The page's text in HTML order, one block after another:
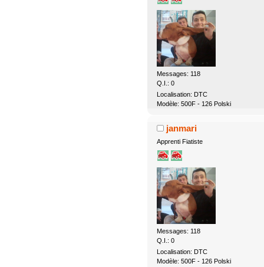
Messages: 118
Q.I.: 0
Localisation: DTC
Modèle: 500F - 126 Polski
janmari
Apprenti Fiatiste
Messages: 118
Q.I.: 0
Localisation: DTC
Modèle: 500F - 126 Polski